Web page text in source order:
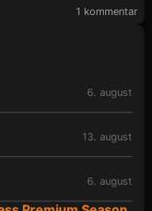
1 kommentar
6. august
13. august
6. august